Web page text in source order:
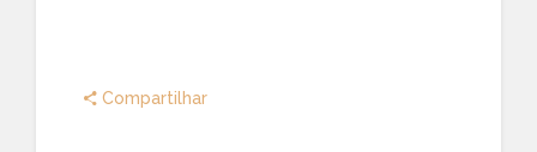
Compartilhar